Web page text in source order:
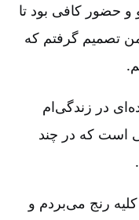
و حضور کافی بود تا
تصمیم گرفتم که
در زندگی‌ام
است که در چند
رنج می‌بردم و